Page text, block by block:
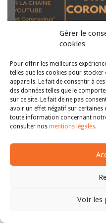
Gérer le
cookies
Pour offrir les meilleures
telles que les cookies pour
appareils. Le fait de consentir à
des données telles que le
sur ce site. Le fait de ne pas
avoir un effet négatif sur
toute information concernant
consulter nos mentions légales.
Voir les
Par Arnaud Sée,
Paris Nanterre En période
économiques
prioritaire. D’autres
évidemment en cause
suite
Copyright © 2011-2026Revue
| Tous droits